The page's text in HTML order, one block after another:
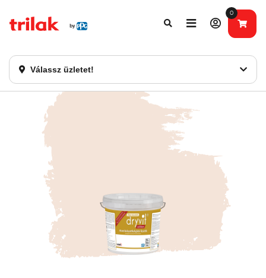
Válassz üzletet!
0
Fontos tájékoztatás!